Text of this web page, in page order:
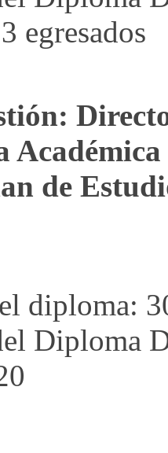
egresados
de
diploma:
Diploma